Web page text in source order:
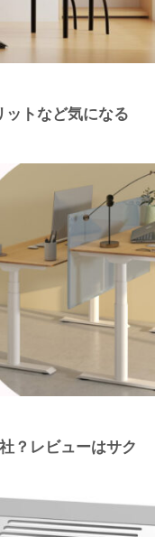
ットなど気になる
？レビューはサク